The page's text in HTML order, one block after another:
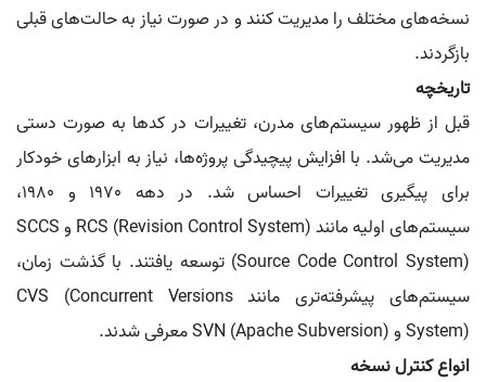
نسخه‌های مختلف را مدیریت کنند و در صورت نیاز به حالت‌های قبلی
بازگردند.
تاریخچه
قبل از ظهور سیستم‌های مدرن، تغییرات در کدها به صورت دستی
مدیریت می‌شد. با افزایش پیچیدگی پروژه‌ها، نیاز به ابزارهای خودکار
برای پیگیری تغییرات احساس شد. در دهه 1970 و 1980،
سیستم‌های اولیه مانند RCS (Revision Control System) و SCCS
(Source Code Control System) توسعه یافتند. با گذشت زمان،
سیستم‌های پیشرفته‌تری مانند CVS (Concurrent Versions
System) و SVN (Apache Subversion) معرفی شدند.
انواع کنترل نسخه